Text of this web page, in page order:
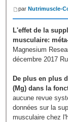
parNutrimuscle-
L'effet de la
musculaire:
Magnesium
décembre 2017
De plus en plus
(Mg) dans la
aucune revue
données sur la
musculaire chez